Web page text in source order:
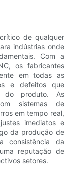
de qualquer
indústrias onde
Com a
os fabricantes
em todas as
e defeitos que
do produto. As
sistemas de
em tempo real,
imediatos e
da produção de
consistência da
reputação de
setores.